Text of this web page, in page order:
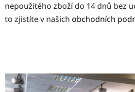
nepoužitého zboží do 14 dnů bez
to zjistíte v našich obchodních